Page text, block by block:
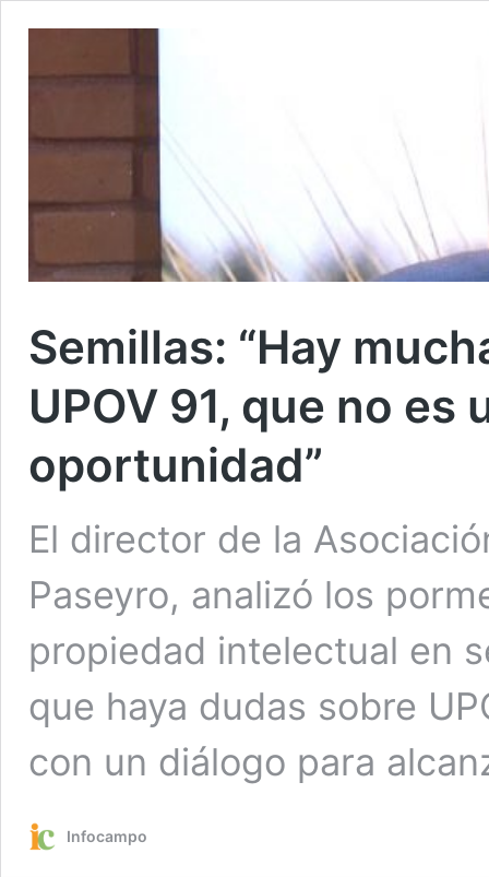
Semillas: “Hay
UPOV 91, que no es
oportunidad”
El director de la
Paseyro, analizó los
propiedad intelectual en
que haya dudas sobre
con un diálogo para
Infocampo